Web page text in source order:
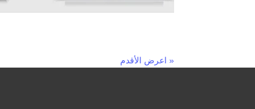
« اعرض الأقدم